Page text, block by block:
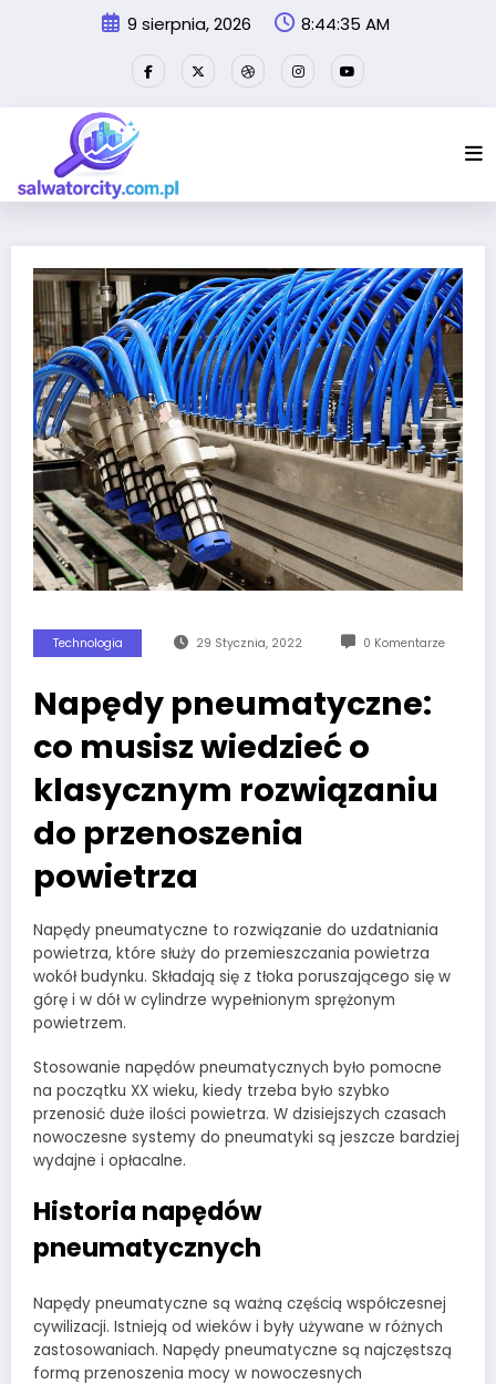
9 sierpnia, 2026 8:44:36 AM
Technologia 29 Stycznia, 2022 0 Komentarze
Napędy pneumatyczne:
co musisz wiedzieć o
klasycznym rozwiązaniu
do przenoszenia
powietrza
Napędy pneumatyczne to rozwiązanie do uzdatniania
powietrza, które służy do przemieszczania powietrza
wokół budynku. Składają się z tłoka poruszającego się w
górę i w dół w cylindrze wypełnionym sprężonym
powietrzem.
Stosowanie napędów pneumatycznych było pomocne
na początku XX wieku, kiedy trzeba było szybko
przenosić duże ilości powietrza. W dzisiejszych czasach
nowoczesne systemy do pneumatyki są jeszcze bardziej
wydajne i opłacalne.
Historia napędów
pneumatycznych
Napędy pneumatyczne są ważną częścią współczesnej
cywilizacji. Istnieją od wieków i były używane w różnych
zastosowaniach. Napędy pneumatyczne są najczęstszą
formą przenoszenia mocy w nowoczesnych